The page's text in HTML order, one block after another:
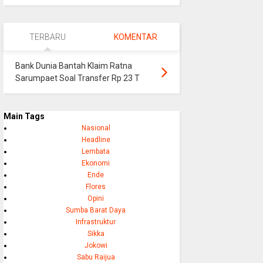
TERBARU KOMENTAR
Bank Dunia Bantah Klaim Ratna
Sarumpaet Soal Transfer Rp 23 T
Main Tags
Nasional
Headline
Lembata
Ekonomi
Ende
Flores
Opini
Sumba Barat Daya
Infrastruktur
Sikka
Jokowi
Sabu Raijua